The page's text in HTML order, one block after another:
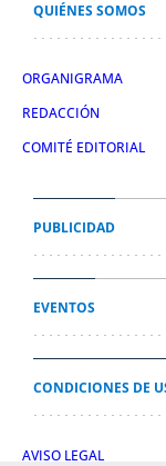
QUIÉNES SOMOS
ORGANIGRAMA
REDACCIÓN
COMITÉ EDITORIAL
PUBLICIDAD
EVENTOS
CONDICIONES DE
AVISO LEGAL